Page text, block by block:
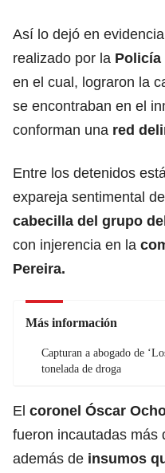
Así lo dejó en
realizado por la Policía
en el cual, lograron la
se encontraban en el
conforman una red
Entre los detenidos está
expareja sentimental de
cabecilla del grupo
con injerencia en la
Pereira.
Más información
Capturan a abogado de
tonelada de droga
El coronel Óscar
fueron incautadas más
además de insumos